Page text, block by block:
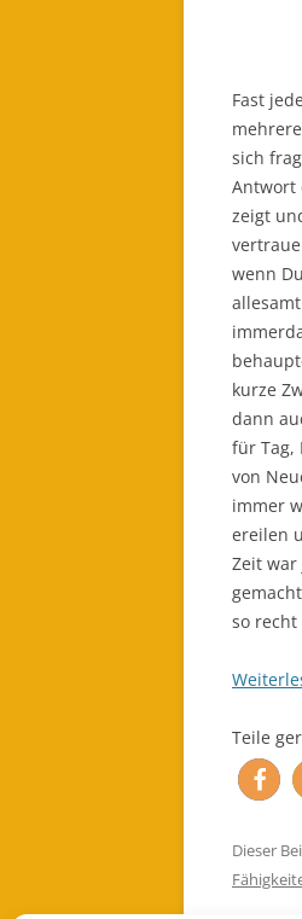
Fast
sich
Antwort
zeigt
wenn
kurze
dann
für Tag,
von
immer
ereilen
Zeit
so
Teile
Dieser